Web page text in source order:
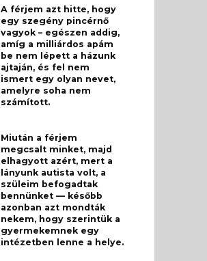
A férjem azt hitte, hogy
egy szegény pincérnő
vagyok – egészen addig,
amíg a milliárdos apám
be nem lépett a házunk
ajtaján, és fel nem
ismert egy olyan nevet,
amelyre soha nem
számított.
Miután a férjem
megcsalt minket, majd
elhagyott azért, mert a
lányunk autista volt, a
szüleim befogadtak
bennünket — később
azonban azt mondták
nekem, hogy szerintük a
gyermekemnek egy
intézetben lenne a helye.